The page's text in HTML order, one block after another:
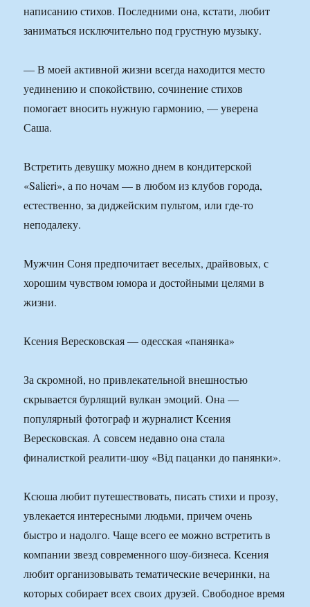
написанию стихов. Последними она, кстати, любит
заниматься исключительно под грустную музыку.
— В моей активной жизни всегда находится место
уединению и спокойствию, сочинение стихов
помогает вносить нужную гармонию, — уверена
Саша.
Встретить девушку можно днем в кондитерской
«Salieri», а по ночам — в любом из клубов города,
естественно, за диджейским пультом, или где-то
неподалеку.
Мужчин Соня предпочитает веселых, драйвовых, с
хорошим чувством юмора и достойными целями в
жизни.
Ксения Вересковская — одесская «панянка»
За скромной, но привлекательной внешностью
скрывается бурлящий вулкан эмоций. Она —
популярный фотограф и журналист Ксения
Вересковская. А совсем недавно она стала
финалисткой реалити-шоу «Від пацанки до панянки».
Ксюша любит путешествовать, писать стихи и прозу,
увлекается интересными людьми, причем очень
быстро и надолго. Чаще всего ее можно встретить в
компании звезд современного шоу-бизнеса. Ксения
любит организовывать тематические вечеринки, на
которых собирает всех своих друзей. Свободное время